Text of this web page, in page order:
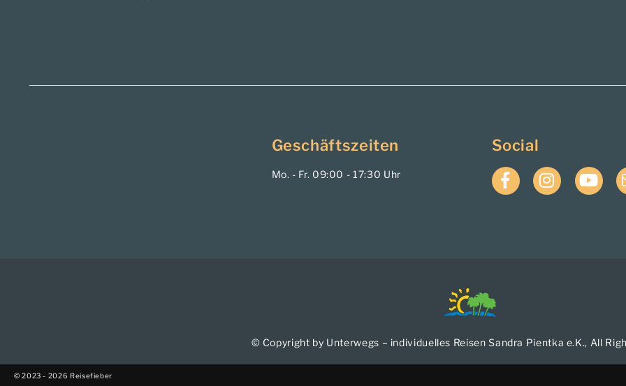
Geschäftszeiten
Mo. - Fr. 09:00 - 17:30 Uhr
Social
FacebookInstagram
© Copyright by Unterwegs – individuelles Reisen Sandra Pientka e.K., All
© 2023 - 2026 Reisefieber